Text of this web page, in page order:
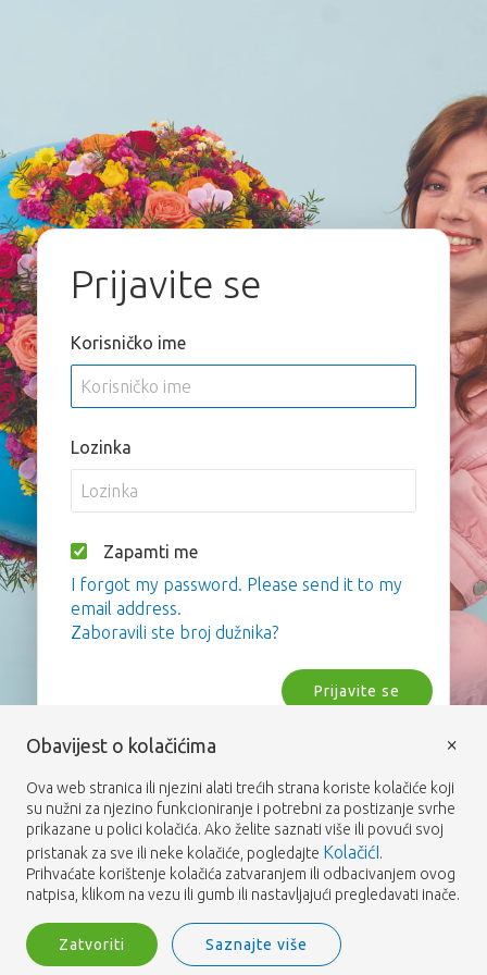
Prijavite se
Korisničko ime
Lozinka
Zapamti me
I forgot my password. Please send it to my
email address.
Zaboravili ste broj dužnika?
Prijavite se
Obavijest o kolačićima
Ova web stranica ili njezini alati trećih strana koriste kolačiće koji
su nužni za njezino funkcioniranje i potrebni za postizanje svrhe
prikazane u polici kolačića. Ako želite saznati više ili povući svoj
pristanak za sve ili neke kolačiće, pogledajte KolačićI.
Prihvaćate korištenje kolačića zatvaranjem ili odbacivanjem ovog
natpisa, klikom na vezu ili gumb ili nastavljajući pregledavati inače.
Zatvoriti Saznajte više
×